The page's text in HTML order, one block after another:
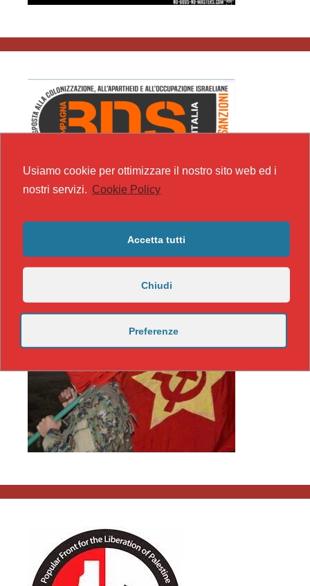
Usiamo cookie per ottimizzare il nostro sito web ed i
nostri servizi. Cookie Policy
Accetta tutti
Chiudi
Preferenze